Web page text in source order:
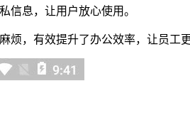
信息，让用户放心使用。
烦，有效提升了办公效率，让员工